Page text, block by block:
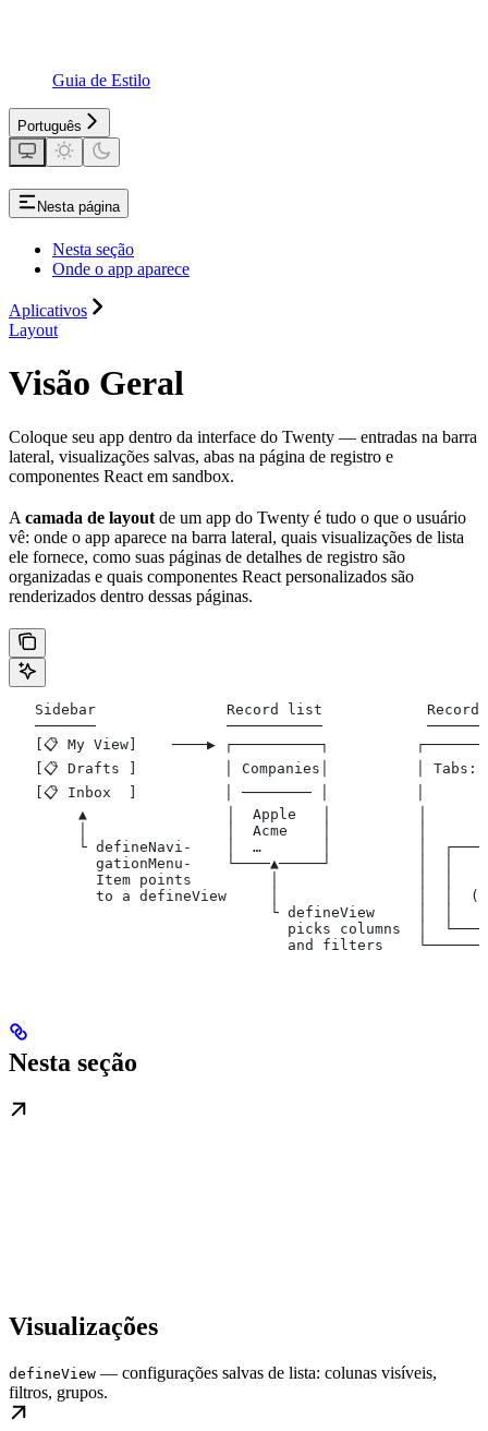
Guia de Estilo
Português
Nesta página
Nesta seção
Onde o app aparece
Aplicativos
Layout
Visão Geral
Coloque seu app dentro da interface do Twenty — entradas na barra
lateral, visualizações salvas, abas na página de registro e
componentes React em sandbox.
A camada de layout de um app do Twenty é tudo o que o usuário
vê: onde o app aparece na barra lateral, quais visualizações de lista
ele fornece, como suas páginas de detalhes de registro são
organizadas e quais componentes React personalizados são
renderizados dentro dessas páginas.
Sidebar               Record list            Record
───────               ───────────
[📋 My View]    ────▶ ┌──────────┐
[📋 Drafts ]          │ Companies│          │ Tabs:
[📋 Inbox  ]          │ ──────── │          │
▲                │  Apple   │          │
│                │  Acme    │          │
└ defineNavi-    │  …       │          │
gationMenu-    └────▲─────┘          │  │
Item points         │                │  │
to a defineView     │                │  │
└ defineView     │  │
picks columns  │
and filters
Nesta seção
Visualizações
defineView — configurações salvas de lista: colunas visíveis,
filtros, grupos.